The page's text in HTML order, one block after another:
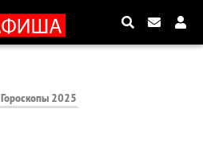
Гороскопы 2025